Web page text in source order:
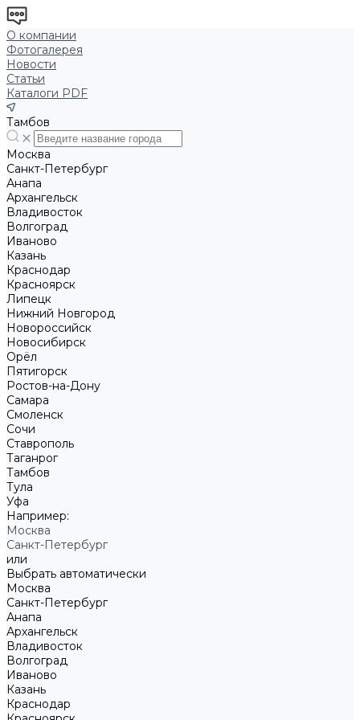
О компании
Фотогалерея
Новости
Статьи
Каталоги PDF
Тамбов
Москва
Санкт-Петербург
Анапа
Архангельск
Владивосток
Волгоград
Иваново
Казань
Краснодар
Красноярск
Липецк
Нижний Новгород
Новороссийск
Новосибирск
Орёл
Пятигорск
Ростов-на-Дону
Самара
Смоленск
Сочи
Ставрополь
Таганрог
Тамбов
Тула
Уфа
Например:
Москва
Санкт-Петербург
или
Выбрать автоматически
Москва
Санкт-Петербург
Анапа
Архангельск
Владивосток
Волгоград
Иваново
Казань
Краснодар